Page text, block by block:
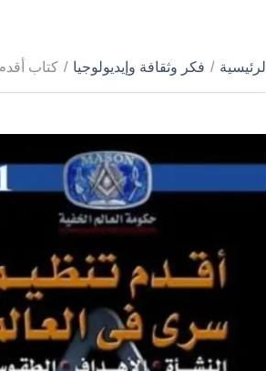
الرئيسية / فكر وثقافة وإيديولوجيا / كتاب